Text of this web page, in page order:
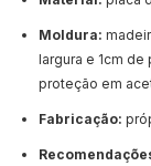
Moldura:
largura e 1cm
proteção em
Fabricação: